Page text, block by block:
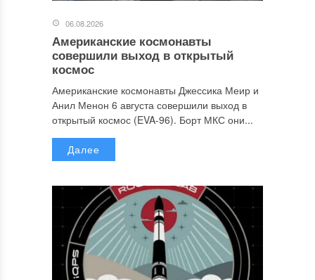
06.08.2026
Американские космонавты
совершили выход в открытый
космос
Американские космонавты Джессика Меир и
Анил Менон 6 августа совершили выход в
открытый космос (EVA-96). Борт МКС они...
Далее